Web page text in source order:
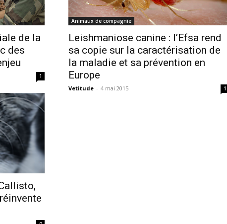
de la
des
1
Animaux de compagnie
Leishmaniose canine : l’Efsa rend
sa copie sur la caractérisation de
la maladie et sa prévention en
Europe
Vetitude - 4 mai 2015 1